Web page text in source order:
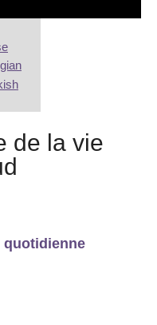
de la vie
quotidienne